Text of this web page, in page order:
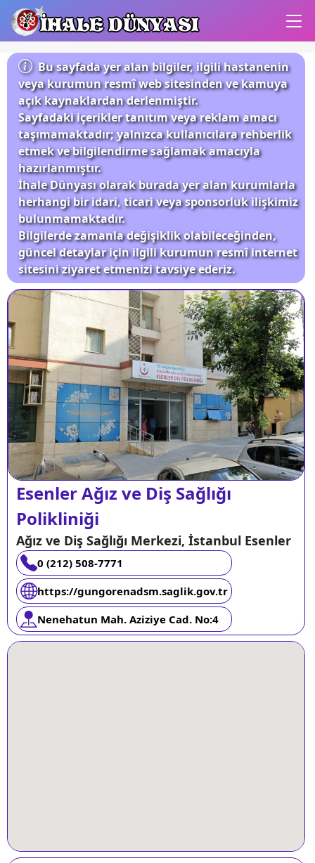
İHALE DÜNYASI
Bu sayfada yer alan bilgiler, ilgili hastanenin
veya kurumun resmî web sitesinden ve kamuya
açık kaynaklardan derlenmiştir.
Sayfadaki içerikler tanıtım veya reklam amacı
taşımamaktadır; yalnızca kullanıcılara rehberlik
etmek ve bilgilendirme sağlamak amacıyla
hazırlanmıştır.
İhale Dünyası olarak burada yer alan kurumlarla
herhangi bir idari, ticari veya sponsorluk ilişkimiz
bulunmamaktadır.
Bilgilerde zamanla değişiklik olabileceğinden,
güncel detaylar için ilgili kurumun resmî internet
sitesini ziyaret etmenizi tavsiye ederiz.
Esenler Ağız ve Diş Sağlığı
Polikliniği
Ağız ve Diş Sağlığı Merkezi, İstanbul Esenler
0 (212) 508-7771
https://gungorenadsm.saglik.gov.tr
Nenehatun Mah. Aziziye Cad. No:4